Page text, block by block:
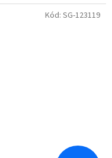
Kód: SG-123119